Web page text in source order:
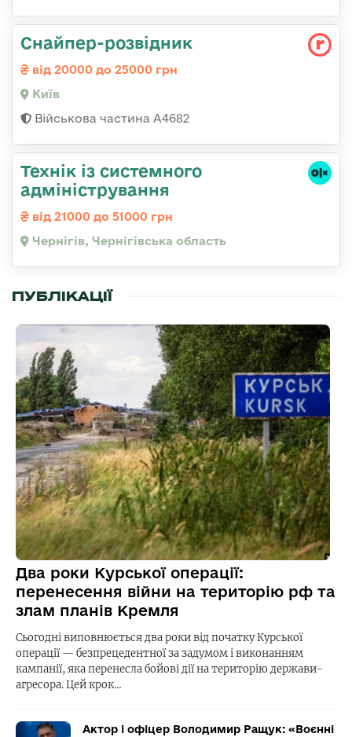
Снайпер-розвідник
від 20000 до 25000 грн
Київ
Військова частина А4682
Технік із системного
адміністрування
від 21000 до 51000 грн
Чернігів, Чернігівська область
ПУБЛІКАЦІЇ
Два роки Курської операції:
перенесення війни на територію рф та
злам планів Кремля
Сьогодні виповнюється два роки від початку Курської
операції — безпрецедентної за задумом і виконанням
кампанії, яка перенесла бойові дії на територію держави-
агресора. Цей крок…
Актор і офіцер Володимир Ращук: «Воєнні